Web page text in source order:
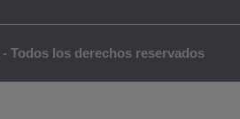
Todos los derechos reservados